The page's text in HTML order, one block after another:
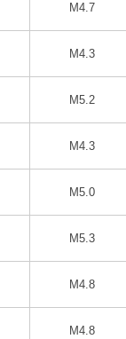
M4.7
M4.3
M5.2
M4.3
M5.0
M5.3
M4.8
M4.8